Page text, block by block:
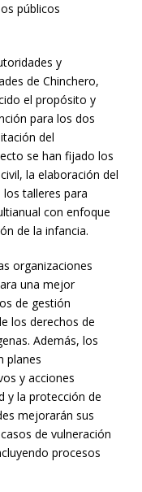
públicos
y
de Chinchero,
el propósito y
para los dos
del
se han fijado los
la elaboración del
talleres para
con enfoque
de la infancia.
organizaciones
una mejor
de gestión
los derechos de
Además, los
planes
y acciones
y la protección de
mejorarán sus
de vulneración
procesos